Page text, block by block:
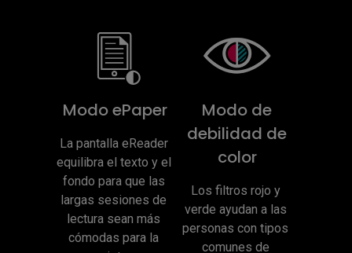
Modo ePaper
La pantalla eReader
equilibra el texto y el
fondo para que las
largas sesiones de
lectura sean más
cómodas para la
Modo de
debilidad de
color
Los filtros rojo y
verde ayudan a las
personas con tipos
comunes de